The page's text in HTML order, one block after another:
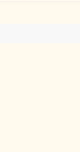
和病友追更蝙布文学
的“失手”杀了小丑。?
为自己报仇，表面好
到不仅引起了蝙蝠侠的
。? ? ? ? ?一离开精神
病院对病人出院后的
矩的遵照着管家先生
?一个月过去，就在林
，日子将变得无聊且
的，生前罹患重度幻